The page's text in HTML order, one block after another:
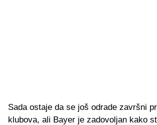
Sada ostaje da se još odrade završni
klubova, ali Bayer je zadovoljan kako